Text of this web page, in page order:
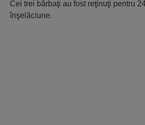
Cei trei bărbaţi au fost reţinuţi pentru
înşelăciune.